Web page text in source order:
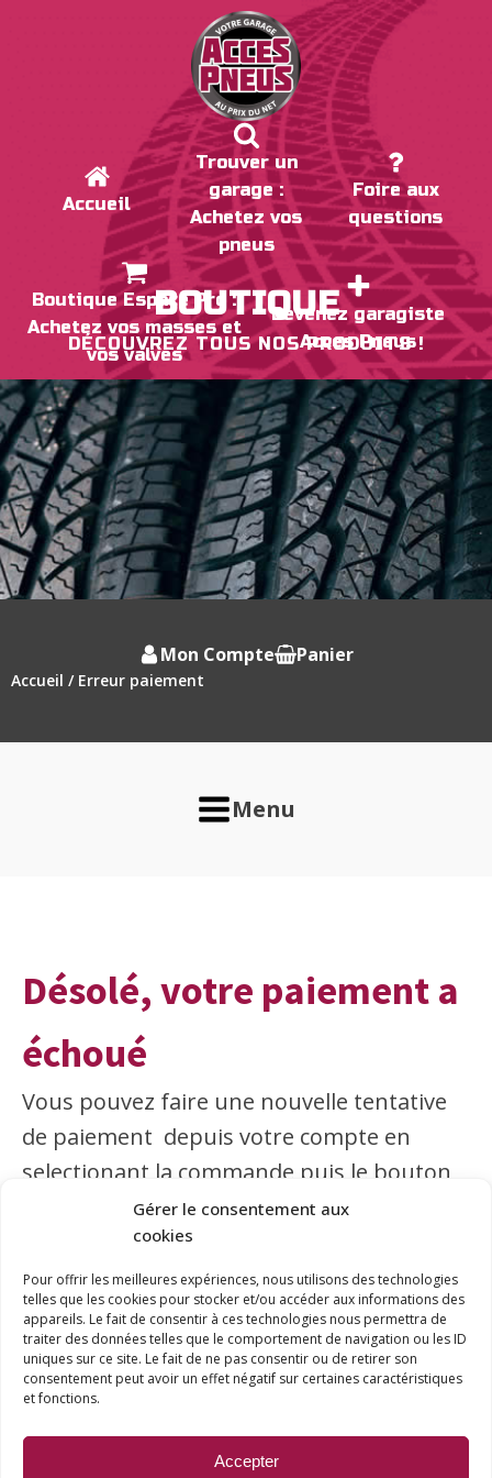
Gérer le consentement aux
cookies
Pour offrir les meilleures expériences, nous utilisons des technologies
telles que les cookies pour stocker et/ou accéder aux informations des
appareils. Le fait de consentir à ces technologies nous permettra de
traiter des données telles que le comportement de navigation ou les ID
uniques sur ce site. Le fait de ne pas consentir ou de retirer son
consentement peut avoir un effet négatif sur certaines caractéristiques
et fonctions.
Accepter
Accueil
Trouver un
garage :
Achetez vos
pneus
Foire aux
questions
Boutique Espace Pro :
Achetez vos masses et
vos valves
Devenez garagiste
Acces Pneus
BOUTIQUE
DÉCOUVREZ TOUS NOS PRODUITS !
Accueil / Erreur paiement
Mon Compte Panier
Menu
Désolé, votre paiement a
échoué
Vous pouvez faire une nouvelle tentative
de paiement depuis votre compte en
selectionant la commande puis le bouton
© Accès-Pneus